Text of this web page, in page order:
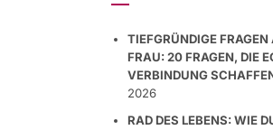
TIEFGRÜNDIGE FRAGEN
FRAU: 20 FRAGEN, DIE
VERBINDUNG
2026
RAD DES LEBENS: WIE